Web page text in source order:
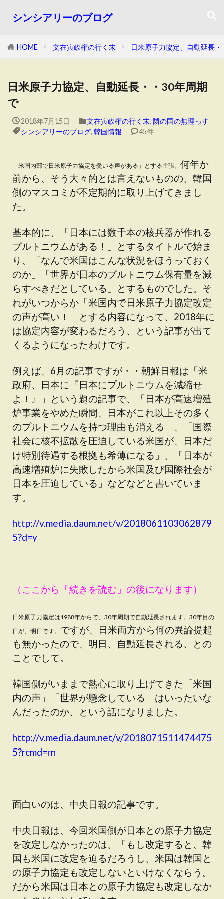
シンシアリーのブログ
HOME 文在寅政権の行く末 日米原子力協定、自動延長
日米原子力協定、自動延長・・30年周期
で
2018年7月15日 文在寅政権の行く末, 隣の国の無理っす
シンシアリーのブログ, 韓国情報 45件
「米国内部で日米原子力協定を憂いる声がある」とする主張。 何年か
前から、そう大々的とは言えないものの、韓国
側のマスコミが不定期的に取り上げてきまし
た。
基本的に、「日本には数千本の核兵器が作れる
プルトニウムがある！」とするタイトルで始ま
り、「なんで米国はこんな状況をほうっておく
のか」「世界が日本のプルトニウム保有量を減
らすべきだとしている」とするものでした。そ
れがいつからか「米国内で日米原子力協定改定
の声が高い！」とする内容になって、2018年に
は協定内容が変わるだろう、という記事が出て
くるようになったわけです。
例えば、6月の記事ですが・・朝鮮日報は「米
政府、日本に『日本にプルトニウムを減縮せ
よ！』」という題の記事で、「日本が高速増殖
炉事業をやめた瞬間、日本がこれ以上その多く
のプルトニウムを持つ理由も消える」、「国際
社会に核不拡散を圧迫している米国が、日本だ
け特別待遇する根拠も希薄になる」、「日本が
高速増殖炉に失敗したから米国及び国際社会が
日本を圧迫している」などなどと書いていま
す。
http://v.media.daum.net/v/2018061103062879
5?d=y
（ここから「続きを読む」の後になります）
日米原子力協定は1988年からで、30年周期で自動延長されます。30年目の
日が、明日です。 ですが、日米両方から何の異論提起
も無かったので、明日、自動延長される、との
ことでして。
韓国側がいままで熱心に取り上げてきた「米国
内の声」「世界が懸念している」はいったいな
んだったのか、という話になりました。
http://v.media.daum.net/v/2018071511474475
5?rcmd=rn
面白いのは、中央日報の記事です。
中央日報は、今回米国側が日本との原子力協定
を改定しなかったのは、「もし改定すると、韓
国も米国に改定を迫るだろうし、米国は韓国と
の原子力協定も改定しないといけなくならう。
だから米国は日本との原子力協定も改定しなか